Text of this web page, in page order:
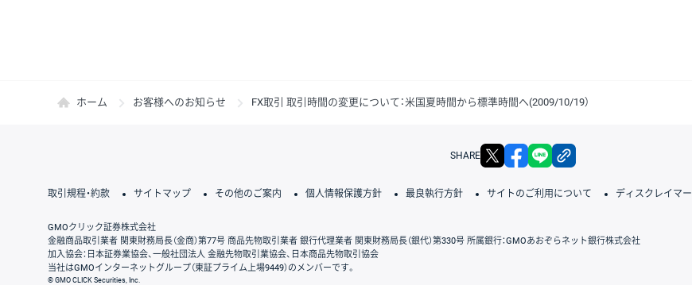
ホーム お客様へのお知らせ FX取引 取引時間の変更について：米国夏時間から標準時間へ(2009/10/19）
SHARE X facebook
取引規程・約款 サイトマップ その他のご案内 個人情報保護方針 最良執行方針 サイトのご利用について ディスクレイマー
GMOクリック証券株式会社
金融商品取引業者 関東財務局長（金商）第77号 商品先物取引業者 銀行代理業者 関東財務局長（銀代）第330号 所属銀行：GMOあおぞらネット銀行株式会社
加入協会：日本証券業協会、一般社団法人 金融先物取引業協会、日本商品先物取引協会
当社はGMOインターネットグループ（東証プライム上場9449）のメンバーです。
© GMO CLICK Securities, Inc.